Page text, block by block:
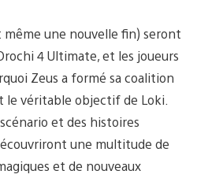
une nouvelle fin) seront
4 Ultimate, et les joueurs
Zeus a formé sa coalition
véritable objectif de Loki.
et des histoires
une multitude de
et de nouveaux